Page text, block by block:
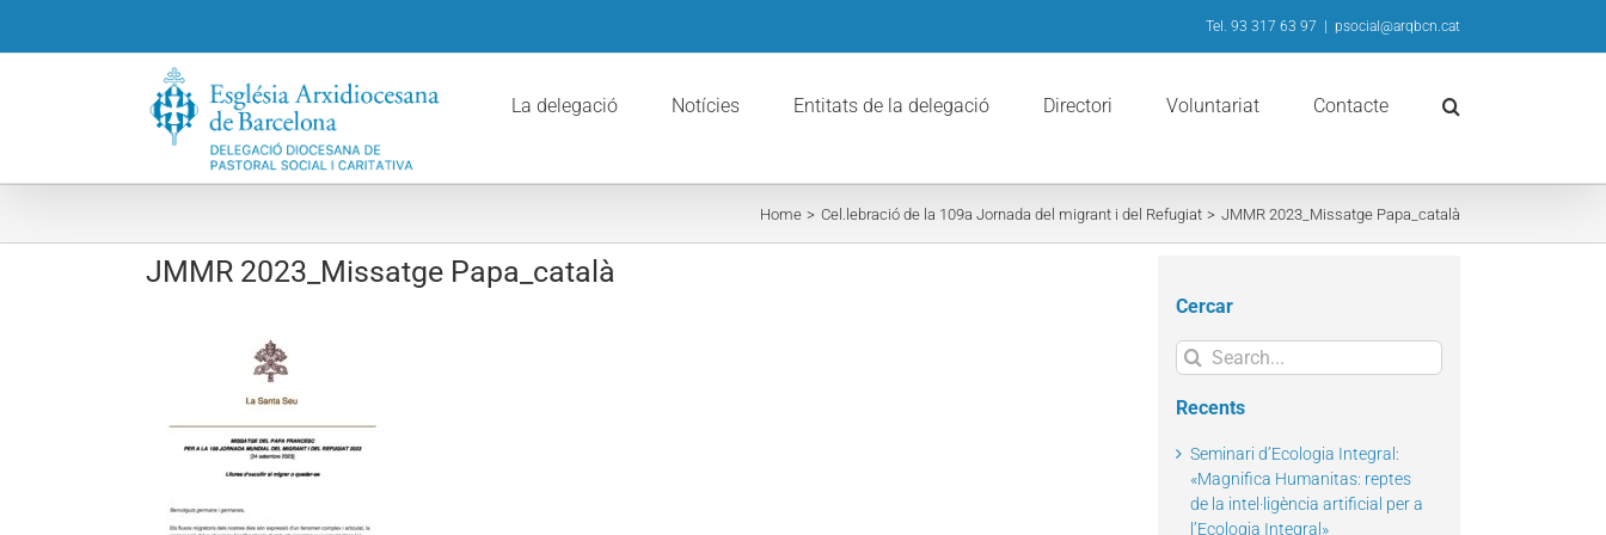
Tel. 93 317 63 97 psocial@arqbcn.cat
La delegació Notícies Entitats de la delegació Directori Voluntariat Contacte
Home Cel.lebració de la 109a Jornada del migrant i del Refugiat JMMR 2023_Missatge Papa_català
JMMR 2023_Missatge Papa_català
Cercar
Search
for:
Recents
Seminari d’Ecologia Integral:
«Magnifica Humanitas: reptes
de la intel·ligència artificial per a
l’Ecologia Integral»